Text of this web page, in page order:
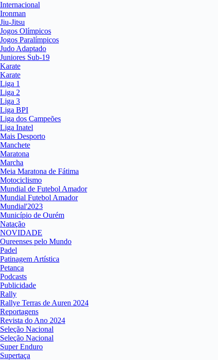
Internacional
Ironman
Jiu-Jitsu
Jogos Olímpicos
Jogos Paralímpicos
Judo Adaptado
Juniores Sub-19
Karate
Karate
Liga 1
Liga 2
Liga 3
Liga BPI
Liga dos Campeões
Liga Inatel
Mais Desporto
Manchete
Maratona
Marcha
Meia Maratona de Fátima
Motociclismo
Mundial de Futebol Amador
Mundial Futebol Amador
Mundial'2023
Município de Ourém
Natação
NOVIDADE
Oureenses pelo Mundo
Padel
Patinagem Artística
Petanca
Podcasts
Publicidade
Rally
Rallye Terras de Auren 2024
Reportagens
Revista do Ano 2024
Seleção Nacional
Seleção Nacional
Super Enduro
Supertaça